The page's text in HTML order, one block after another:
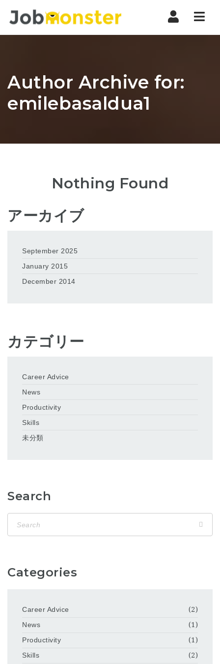
Author Archive for:
emilebasaldua1
Nothing Found
アーカイブ
September 2025
January 2015
December 2014
カテゴリー
Career Advice
News
Productivity
Skills
未分類
Search
Categories
Career Advice
(2)
News
(1)
Productivity
(1)
Skills
(2)